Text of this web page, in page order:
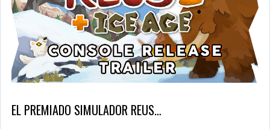
EL PREMIADO SIMULADOR REUS…